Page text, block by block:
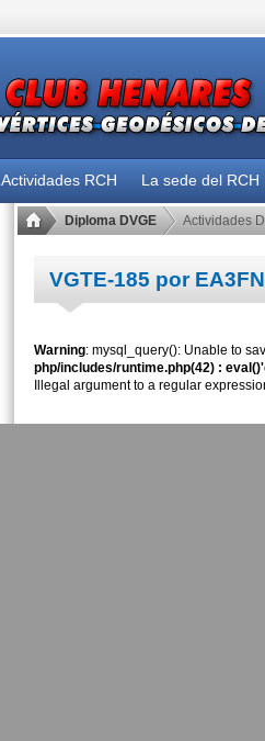
Actividades RCH La sede del RCH
Diploma DVGE Actividades
VGTE-185 por
Warning: mysql_query(): Unable to
php/includes/runtime.php(42) :
Illegal argument to a regular